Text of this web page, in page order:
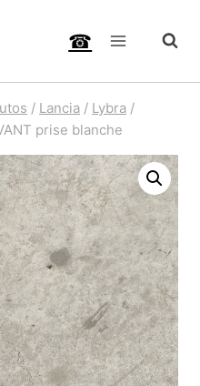
☎
/ Lancia / Lybra /
prise blanche